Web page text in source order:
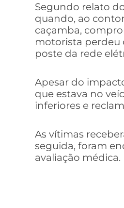
Segundo relato
quando, ao
caçamba,
motorista perdeu
poste da rede
Apesar do
que estava no
inferiores e
As vítimas
seguida, foram
avaliação médica.